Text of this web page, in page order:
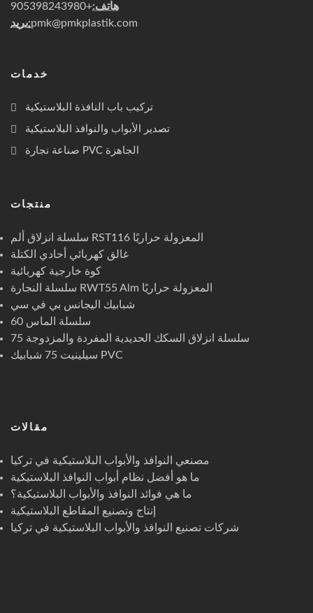
هاتف:+905398243980
بريد:pmk@pmkplastik.com
خدمات
تركيب باب النافذة البلاستيكية
تصدير الأبواب والنوافذ البلاستيكية
صناعة نجارة PVC الجاهزة
منتجات
سلسلة انزلاق ألم RST116 المعزولة حراريًا
غالق كهربائي أحادي الكتلة
كوة خارجية كهربائية
سلسلة النجارة RWT55 Alm المعزولة حراريًا
شبابيك اليجانس بي في سي
سلسلة الماس 60
75 سلسلة انزلاق السكك الحديدية المفردة والمزدوجة
سيلينيت 75 شبابيك PVC
مقالات
مصنعي النوافذ والأبواب البلاستيكية في تركيا
ما هو أفضل نظام أبواب النوافذ البلاستيكية
ما هي فوائد النوافذ والأبواب البلاستيكية؟
إنتاج وتصنيع المقاطع البلاستيكية
شركات تصنيع النوافذ والأبواب البلاستيكية في تركيا